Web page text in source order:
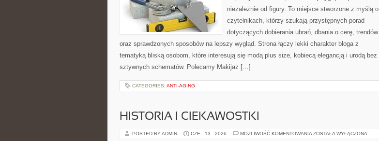
niezależnie od figury. To miejsce stworzone z myślą o
czytelnikach, którzy szukają przystępnych porad
dotyczących dobierania ubrań, dbania o cerę, trendów
oraz sprawdzonych sposobów na lepszy wygląd. Strona łączy lekki charakter bloga z
tematyką bliską osobom, które interesują się modą plus size, kobiecą elegancją i urodą bez
sztywnych schematów. Polecamy Makijaż […]
CATEGORIES: ANTI-AGING
HISTORIA I CIEKAWOSTKI
POSTED BY ADMIN CZE - 13 - 2026 MOŻLIWOŚĆ KOMENTOWANIA HISTORIA
ZOSTAŁA WYŁĄCZONA